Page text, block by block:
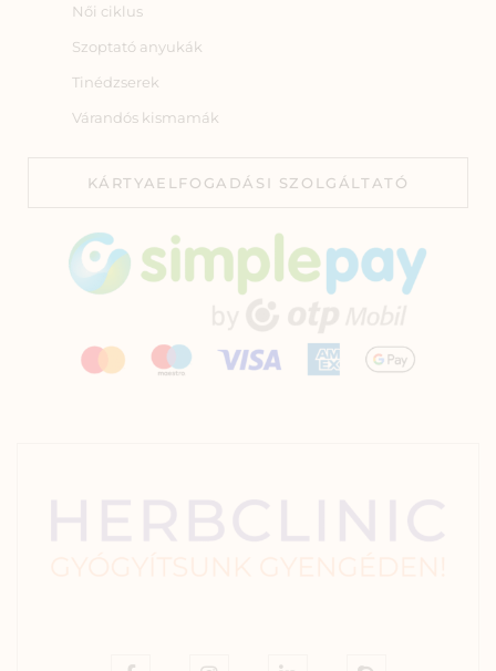
Női ciklus
Szoptató anyukák
Tinédzserek
Várandós kismamák
KÁRTYAELFOGADÁSI SZOLGÁLTATÓ